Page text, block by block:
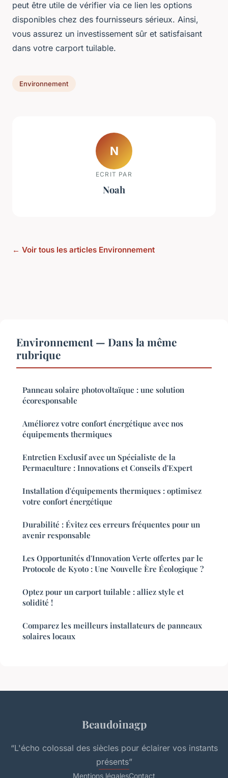
peut être utile de vérifier via ce lien les options
disponibles chez des fournisseurs sérieux. Ainsi,
vous assurez un investissement sûr et satisfaisant
dans votre carport tuilable.
Environnement
N
ECRIT PAR
Noah
← Voir tous les articles Environnement
Environnement — Dans la même
rubrique
Panneau solaire photovoltaïque : une solution
écoresponsable
Améliorez votre confort énergétique avec nos
équipements thermiques
Entretien Exclusif avec un Spécialiste de la
Permaculture : Innovations et Conseils d'Expert
Installation d'équipements thermiques : optimisez
votre confort énergétique
Durabilité : Évitez ces erreurs fréquentes pour un
avenir responsable
Les Opportunités d'Innovation Verte offertes par le
Protocole de Kyoto : Une Nouvelle Ère Écologique ?
Optez pour un carport tuilable : alliez style et
solidité !
Comparez les meilleurs installateurs de panneaux
solaires locaux
Beaudoinagp
“L'écho colossal des siècles pour éclairer vos instants
présents”
Mentions légalesContact